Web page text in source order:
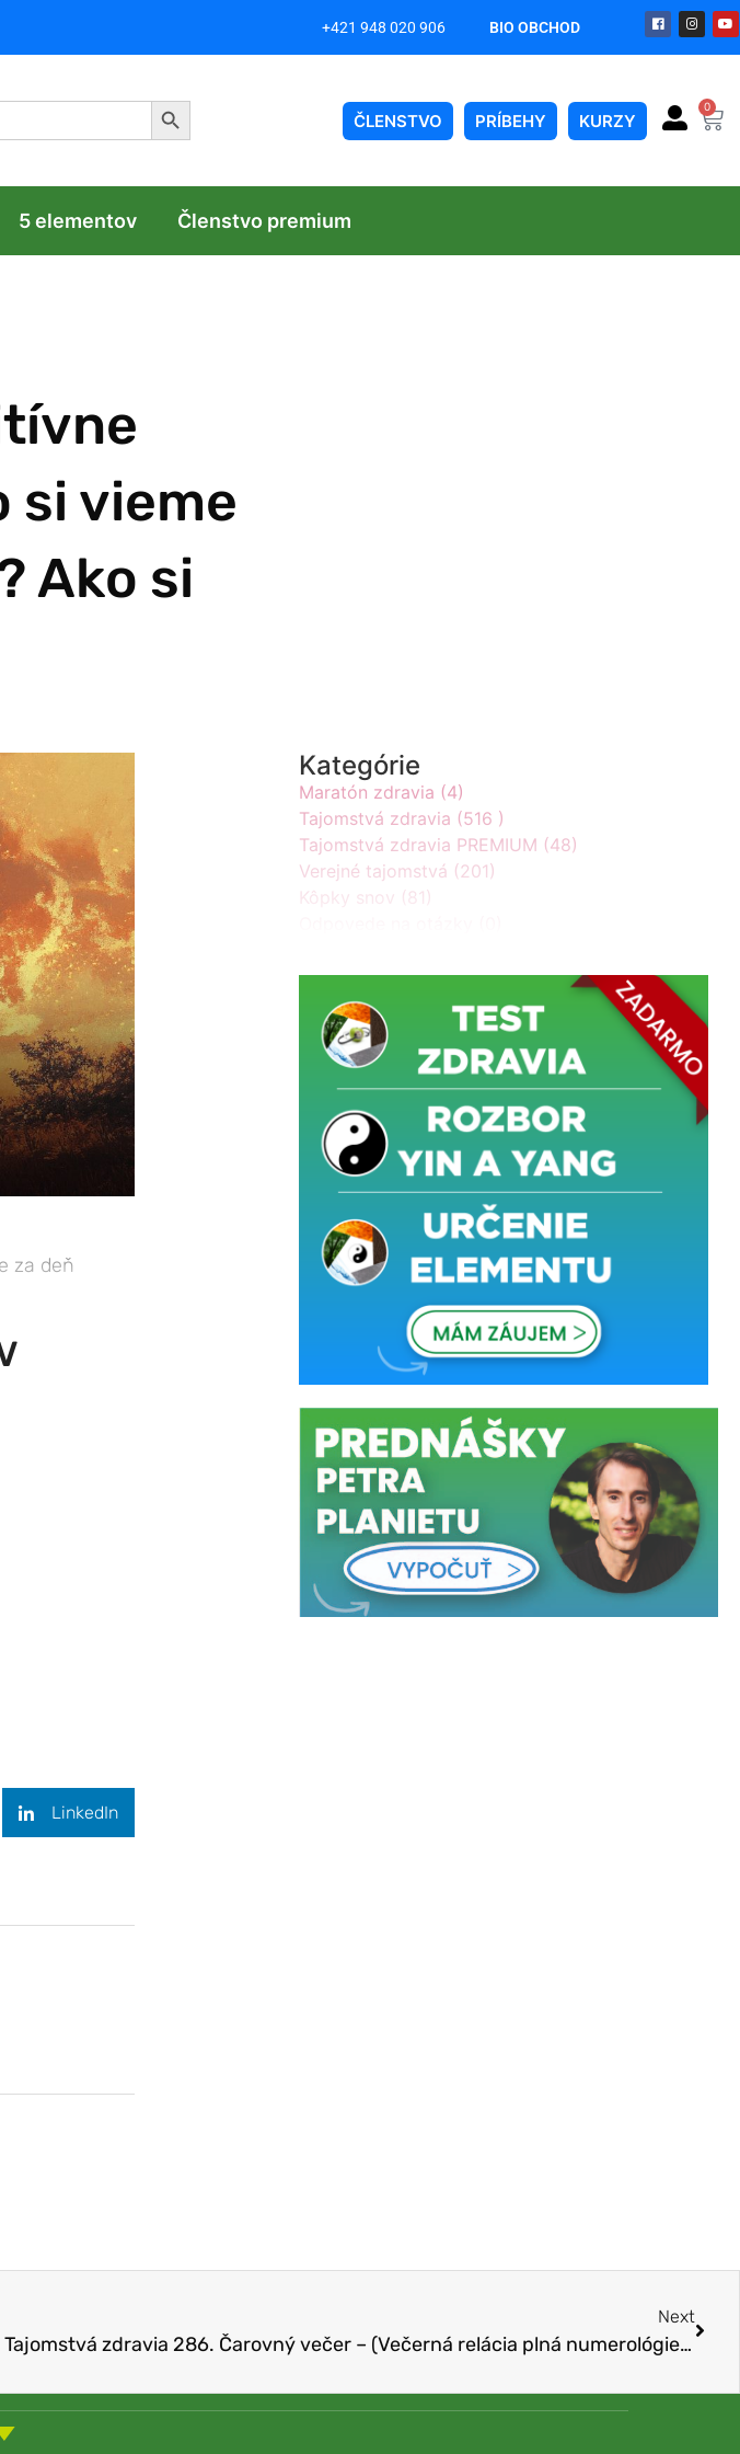
+421 948 020 906 BIO OBCHOD
Search Button
ČLENSTVO PRÍBEHY KURZY
0
5 elementov Členstvo premium
si vieme
Ako si
za deň
LinkedIn
Kategórie
Maratón zdravia (4)
Tajomstvá zdravia (516 )
Tajomstvá zdravia PREMIUM (48)
Verejné tajomstvá (201)
Kôpky snov (81)
Next
Tajomstvá zdravia 286. Čarovný večer – (Večerná relácia plná numerológie a čarovných dátumov a ich rozborov)